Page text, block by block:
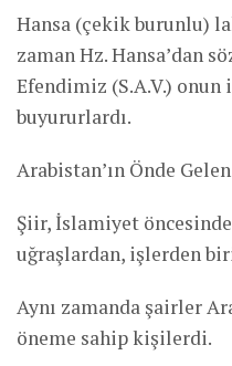
Hansa (çekik burunlu)
zaman Hz. Hansa’dan
Efendimiz (S.A.V.) onun
buyururlardı.
Arabistan’ın Önde
Şiir, İslamiyet
uğraşlardan, işlerden
Aynı zamanda şairler
öneme sahip kişilerdi.